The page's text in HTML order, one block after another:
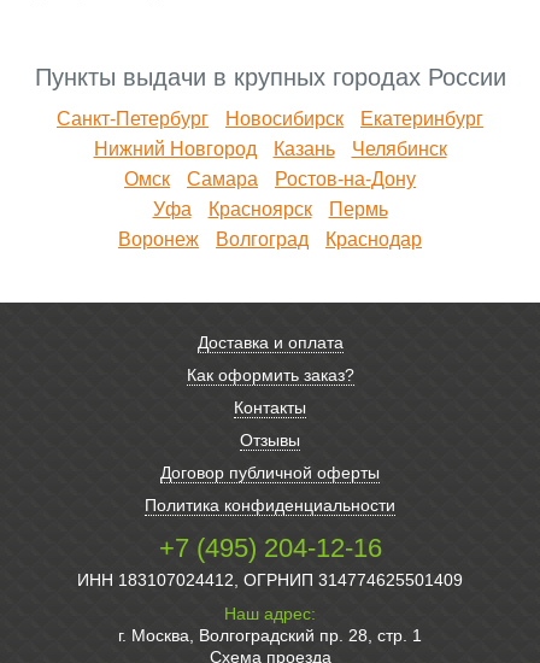
Пункты выдачи в крупных городах России
Санкт-Петербург Новосибирск
Екатеринбург
Нижний Новгород
Казань
Челябинск
Омск
Самара
Ростов-на-Дону
Уфа
Красноярск
Пермь
Воронеж
Волгоград Краснодар
Доставка и оплата
Как оформить заказ?
Контакты
Отзывы
Договор публичной оферты
Политика конфиденциальности
+7 (495) 204-12-16
ИНН 183107024412, ОГРНИП 314774625501409
Наш адрес:
г. Москва, Волгоградский пр. 28, стр. 1
Схема проезда